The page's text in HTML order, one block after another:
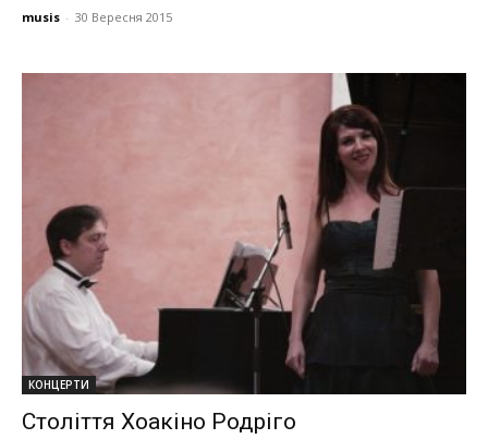
musis - 30 Вересня 2015
КОНЦЕРТИ
Століття Хоакіно Родріго